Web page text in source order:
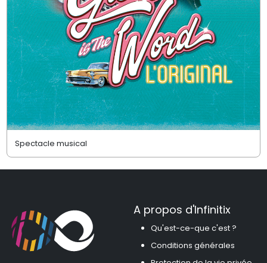
Spectacle musical
A propos d'Infinitix
Qu'est-ce-que c'est ?
Conditions générales